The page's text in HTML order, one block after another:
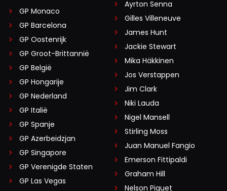
GP Monaco
GP Barcelona
GP Oostenrijk
GP Groot-Brittannië
GP België
GP Hongarije
GP Nederland
GP Italië
GP Spanje
GP Azerbeidzjan
GP Singapore
GP Verenigde Staten
GP Las Vegas
Ayrton Senna
Gilles Villeneuve
James Hunt
Jackie Stewart
Mika Häkkinen
Jos Verstappen
Jim Clark
Niki Lauda
Nigel Mansell
Stirling Moss
Juan Manuel Fangio
Emerson Fittipaldi
Graham Hill
Nelson Piquet